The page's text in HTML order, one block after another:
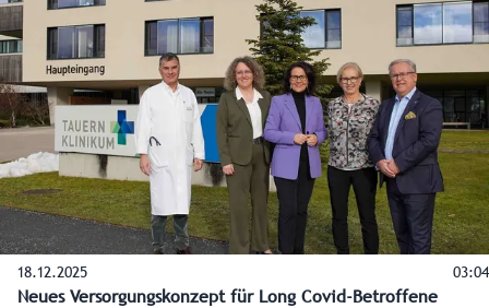
Region.
18.12.2025 03:04
Neues Versorgungskonzept für Long Covid-Betroffene